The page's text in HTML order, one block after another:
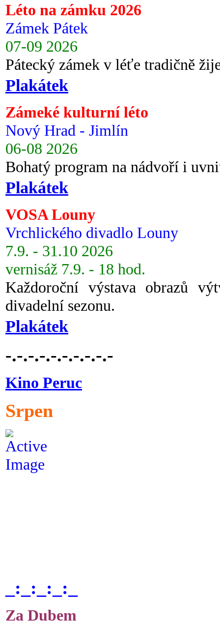
Léto na zámku 2026
Zámek Pátek
07-09 2026
Pátecký zámek v léťe tradičně
Plakátek
Zámeké kulturní léto
Nový Hrad - Jimlín
06-08 2026
Bohatý program na nádvoří i
Plakátek
VOSA Louny
Vrchlického divadlo Louny
7.9. - 31.10 2026
vernisáž 7.9. - 18 hod.
Každoroční výstava obrazů
divadelní sezonu.
Plakátek
-.-.-.-.-.-.-.-.-.-
Kino Peruc
Srpen
_:_:_:_:_
Za Dubem